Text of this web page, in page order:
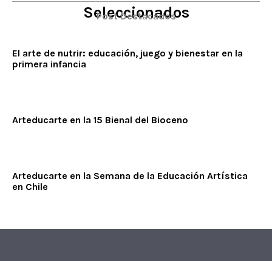
Seleccionados
Post Destacados
El arte de nutrir: educación, juego y bienestar en la
primera infancia
Arteducarte en la 15 Bienal del Bioceno
Arteducarte en la Semana de la Educación Artística
en Chile